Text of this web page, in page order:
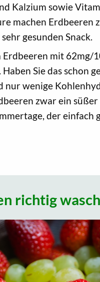
Kalzium sowie
machen Erdbeeren
gesunden Snack.
Erdbeeren mit 62mg/
Sie das schon
nur wenige
zwar ein
der einfach
richtig